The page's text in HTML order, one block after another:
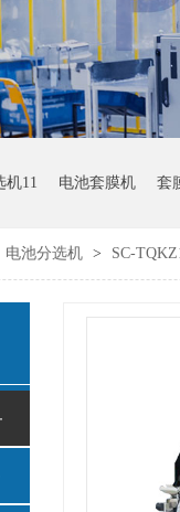
机11 电池套膜机 套
电池分选机 > SC-